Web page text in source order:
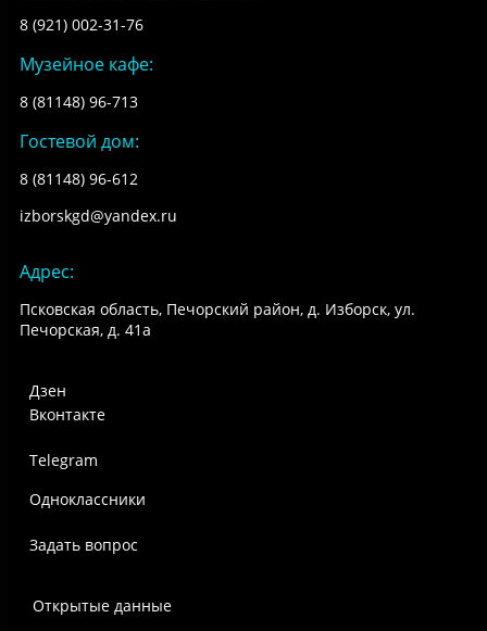
8 (921) 002-31-76
Музейное кафе:
8 (81148) 96-713
Гостевой дом:
8 (81148) 96-612
izborskgd@yandex.ru
Адрес:
Псковская область, Печорский район, д. Изборск, ул.
Печорская, д. 41а
Дзен
Вконтакте
Telegram
Одноклассники
Задать вопрос
Открытые данные